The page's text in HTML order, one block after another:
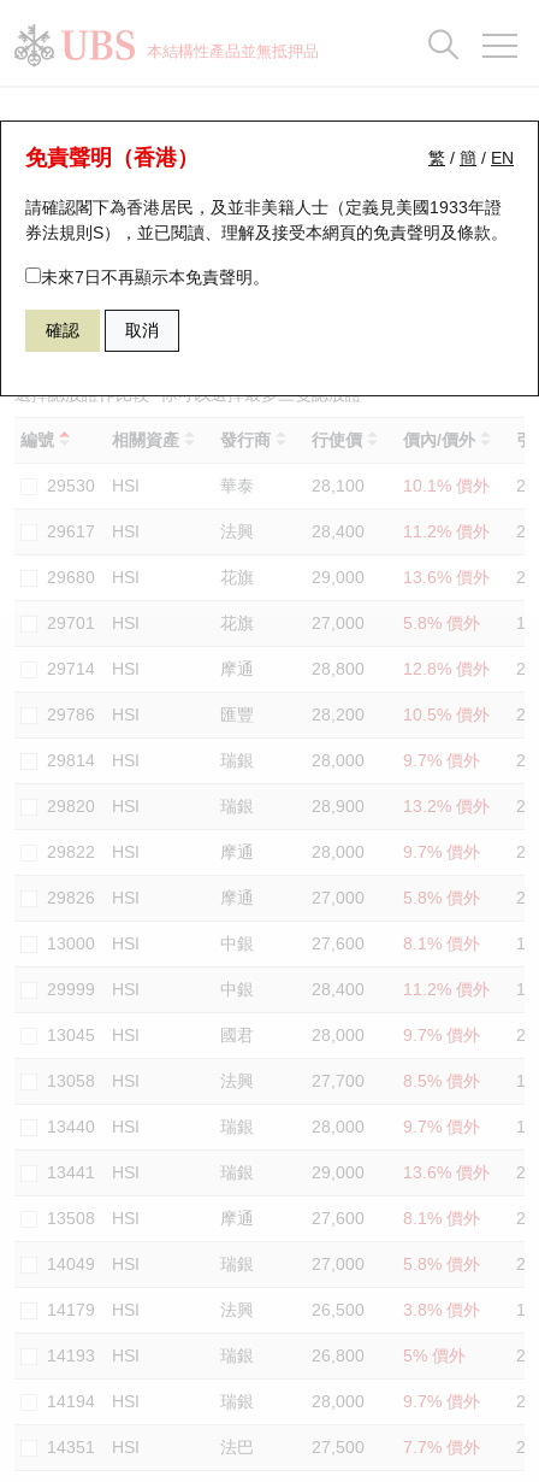
本結構性產品並無抵押品
繁 / 簡 / EN
免責聲明（香港）
請確認閣下為香港居民，及並非美籍人士（定義見美國1933年證
券法規則S），並已閱讀、理解及接受本網頁的免責聲明及條款。
未來7日不再顯示本免責聲明。
確認 取消
認股證分析儀
表現 街貨統計 比較
14050 瑞銀認購 HSI 恒生指數
選擇認股證作比較*你可以選擇最多三隻認股證
編號 相關資產 發行商 行使價 價內/價外 引
29530 HSI 華泰 28,100 10.1% 價外
29617 HSI 法興 28,400 11.2% 價外
29680 HSI 花旗 29,000 13.6% 價外
29701 HSI 花旗 27,000 5.8% 價外
29714 HSI 摩通 28,800 12.8% 價外
29786 HSI 匯豐 28,200 10.5% 價外
29814 HSI 瑞銀 28,000 9.7% 價外
29820 HSI 瑞銀 28,900 13.2% 價外
29822 HSI 摩通 28,000 9.7% 價外
29826 HSI 摩通 27,000 5.8% 價外
13000 HSI 中銀 27,600 8.1% 價外
29999 HSI 中銀 28,400 11.2% 價外
13045 HSI 國君 28,000 9.7% 價外
13058 HSI 法興 27,700 8.5% 價外
13440 HSI 瑞銀 28,000 9.7% 價外
13441 HSI 瑞銀 29,000 13.6% 價外
13508 HSI 摩通 27,600 8.1% 價外
14049 HSI 瑞銀 27,000 5.8% 價外
14179 HSI 法興 26,500 3.8% 價外
14193 HSI 瑞銀 26,800 5% 價外
14194 HSI 瑞銀 28,000 9.7% 價外
14351 HSI 法巴 27,500 7.7% 價外
瑞銀認股證一覽
新發行瑞銀認股證
即將到期認股證
認股證到期結算價查詢
認股證分析儀
認股證速算機
認股證/牛熊證日誌
認股證文件及公告
街貨統計
比較
牛熊全景快搜
牛熊證搜尋
牛熊證街貨分佈圖
正股牛熊證列表
新發行瑞銀牛熊證
已收回牛熊證剩餘價值
牛熊證到期結算價查詢
牛熊證分析儀
牛熊證文件及公告
牛熊證文件及公告 (瑞信)
街貨統計
比較
十大升幅/跌幅
十大認股證成交分佈
十天股證佔大市成交
資金流
街貨統計
三十大平均引伸波幅
正股分析儀
二十大活躍股份
恒指成份股
國指成份股
科指成份股
相關資產沽空
中資ETFs溢價比較
AH 股價對照
ADR
收市競價變化
持股比重
顯示所有持股比重
每月輪證大市專題
輪證專欄
講座及教育短片
認股證投資者教育
牛熊證投資者教育
認股證牛熊證常問問題